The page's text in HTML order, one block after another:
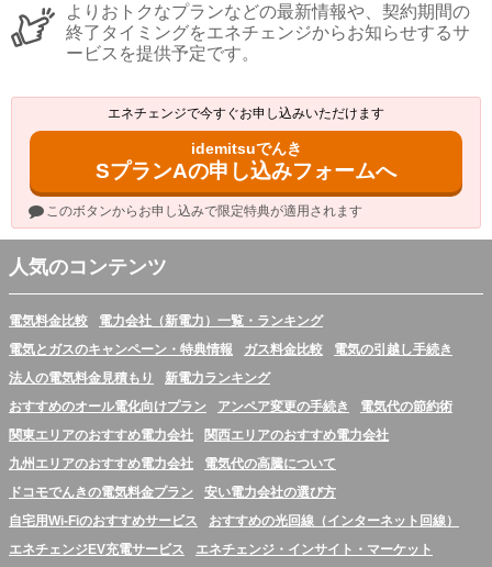
よりおトクなプランなどの最新情報や、契約期間の
終了タイミングをエネチェンジからお知らせするサ
ービスを提供予定です。
エネチェンジで今すぐお申し込みいただけます
idemitsuでんき
SプランAの申し込みフォームへ
このボタンからお申し込みで限定特典が適用されます
人気のコンテンツ
電気料金比較
電力会社（新電力）一覧・ランキング
電気とガスのキャンペーン・特典情報
ガス料金比較
電気の引越し手続き
法人の電気料金見積もり
新電力ランキング
おすすめのオール電化向けプラン
アンペア変更の手続き
電気代の節約術
関東エリアのおすすめ電力会社
関西エリアのおすすめ電力会社
九州エリアのおすすめ電力会社
電気代の高騰について
ドコモでんきの電気料金プラン
安い電力会社の選び方
自宅用Wi-Fiのおすすめサービス
おすすめの光回線（インターネット回線）
エネチェンジEV充電サービス
エネチェンジ・インサイト・マーケット